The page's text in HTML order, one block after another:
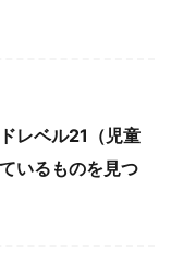
レベル21（児童
いるものを見つ